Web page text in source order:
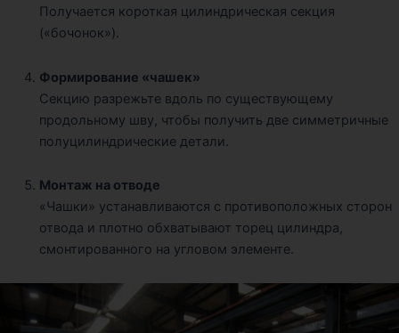
Получается короткая цилиндрическая секция
(«бочонок»).
Формирование «чашек»
Секцию разрежьте вдоль по существующему
продольному шву, чтобы получить две симметричные
полуцилиндрические детали.
Монтаж на отводе
«Чашки» устанавливаются с противоположных сторон
отвода и плотно обхватывают торец цилиндра,
смонтированного на угловом элементе.